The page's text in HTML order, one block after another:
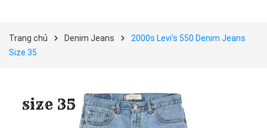
Trang chủ Denim Jeans
2000s Levi's 550 Denim Jeans
Size 35